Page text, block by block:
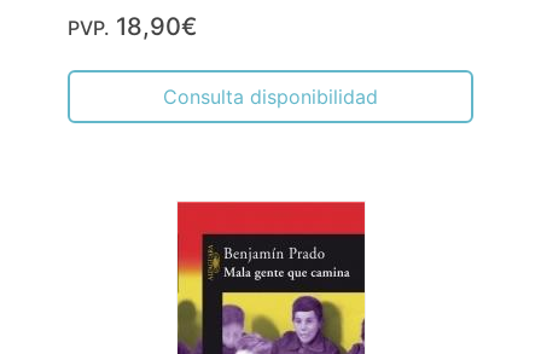
PVP. 18,90€
Consulta disponibilidad